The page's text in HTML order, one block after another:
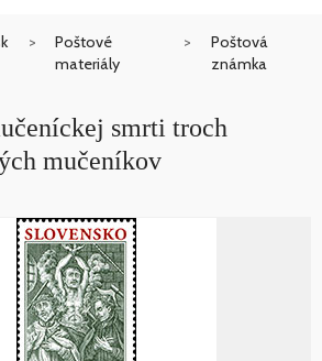
Poštové
materiály
Poštová
známka
smrti troch
mučeníkov